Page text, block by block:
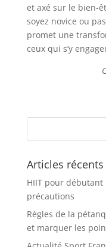
et axé sur le bien-
soyez novice ou
promet une
ceux qui s’y
Articles récents
HIIT pour
précautions
Règles de la
et marquer les